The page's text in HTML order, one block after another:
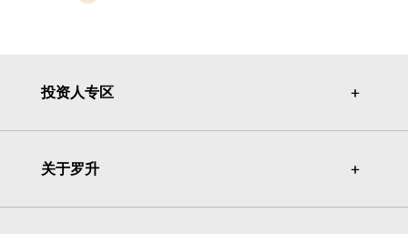
投资人专区 ＋
＋
关于罗升 ＋
＋